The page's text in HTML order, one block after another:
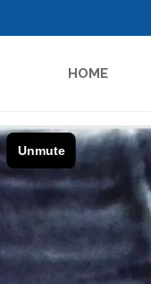
HOME